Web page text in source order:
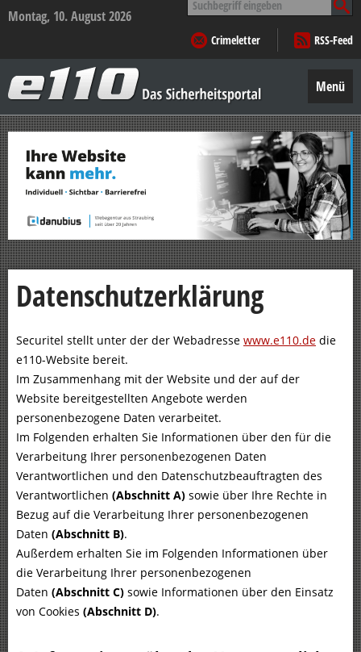
Montag, 10. August 2026
nach:
Crimeletter
RSS-Feed
–
Das
Sicherheitsportal
Menü
Zum
Inhalt
springen
Datenschutzerklärung
Securitel stellt unter der der Webadresse www.e110.de die
e110-Website bereit.
Im Zusammenhang mit der Website und der auf der
Website bereitgestellten Angebote werden
personenbezogene Daten verarbeitet.
Im Folgenden erhalten Sie Informationen über den für die
Verarbeitung Ihrer personenbezogenen Daten
Verantwortlichen und den Datenschutzbeauftragten des
Verantwortlichen (Abschnitt A) sowie über Ihre Rechte in
Bezug auf die Verarbeitung Ihrer personenbezogenen
Daten (Abschnitt B).
Außerdem erhalten Sie im Folgenden Informationen über
die Verarbeitung Ihrer personenbezogenen
Daten (Abschnitt C) sowie Informationen über den Einsatz
von Cookies (Abschnitt D).